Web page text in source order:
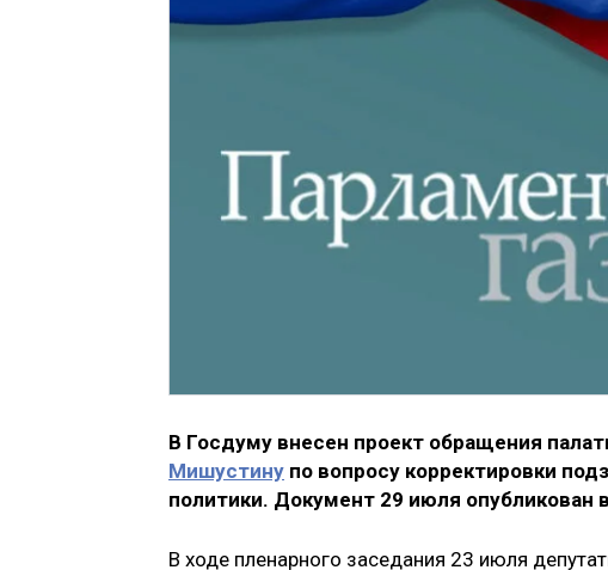
В Госдуму внесен проект обращения
Мишустину по вопросу корректировки
политики. Документ 29 июля опубликован
В ходе пленарного заседания 23 июля